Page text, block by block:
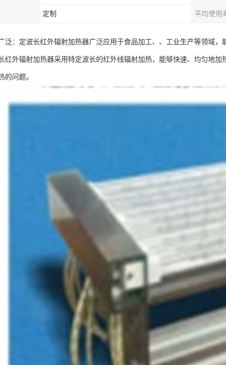
定制 平均使用
泛：定波长红外辐射加热器广泛应用于食品加工、、工业生产等领域，
红外辐射加热器采用特定波长的红外线辐射加热，能够快速、均匀地
的问题。